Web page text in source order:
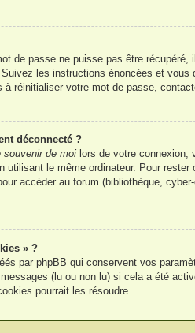
de passe ne puisse pas être
les instructions énoncées et vous
réinitialiser votre mot de passe,
déconnecté ?
souvenir de moilors de votre connexion,
utilisant le même ordinateur. Pour
accéder au forum (bibliothèque,
» ?
par phpBB qui conservent vos
(lu ou non lu) si cela a été
pourrait les résoudre.